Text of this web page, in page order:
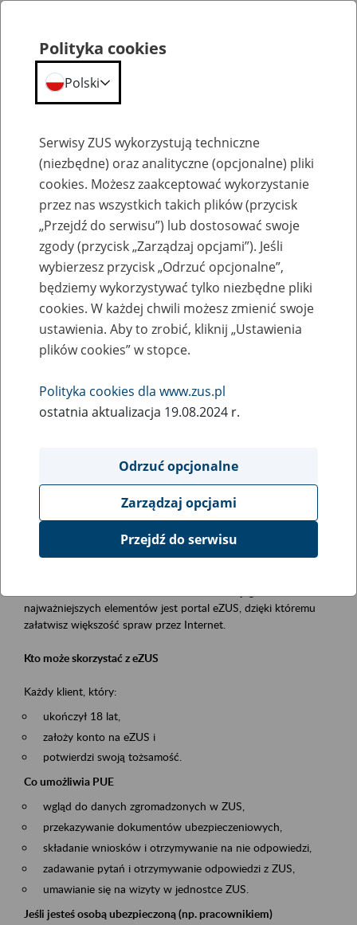
Szkolenia
Zaproś ZUS do siebie - zakładanie profili
eZUS w siedzibie Twojej firmy
Rodzaj wydarzenia
Szkolenia
Obszar merytoryczny
obsługa klientów
Opis wydarzenia
Platforma Usług Elektronicznych ZUS eZUS
najważniejszych elementów jest portal eZUS, dzięki któremu
załatwisz większość spraw przez Internet.
Kto może skorzystać z eZUS
Każdy klient, który:
ukończył 18 lat,
założy konto na eZUS i
potwierdzi swoją tożsamość.
Co umożliwia PUE
wgląd do danych zgromadzonych w ZUS,
przekazywanie dokumentów ubezpieczeniowych,
składanie wniosków i otrzymywanie na nie odpowiedzi,
zadawanie pytań i otrzymywanie odpowiedzi z ZUS,
umawianie się na wizyty w jednostce ZUS.
Jeśli jesteś osobą ubezpieczoną (np. pracownikiem)
Polityka cookies
Polski
Serwisy ZUS wykorzystują techniczne
(niezbędne) oraz analityczne (opcjonalne) pliki
cookies. Możesz zaakceptować wykorzystanie
przez nas wszystkich takich plików (przycisk
„Przejdź do serwisu”) lub dostosować swoje
zgody (przycisk „Zarządzaj opcjami”). Jeśli
wybierzesz przycisk „Odrzuć opcjonalne”,
będziemy wykorzystywać tylko niezbędne pliki
cookies. W każdej chwili możesz zmienić swoje
ustawienia. Aby to zrobić, kliknij „Ustawienia
plików cookies” w stopce.
Polityka cookies dla www.zus.pl
ostatnia aktualizacja 19.08.2024 r.
Odrzuć opcjonalne
Zarządzaj opcjami
Przejdź do serwisu